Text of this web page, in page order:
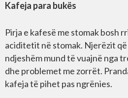
Kafeja para bukës
Pirja e kafesë me stomak bosh
aciditetit në stomak. Njerëzit
ndjeshëm mund të vuajnë nga
dhe problemet me zorrët.
kafeja të pihet pas ngrënies.